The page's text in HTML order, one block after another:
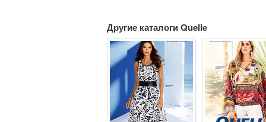
Другие каталоги Quelle